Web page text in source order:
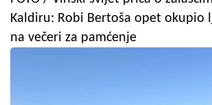
Kaldiru: Robi Bertoša opet okupio
na večeri za pamćenje